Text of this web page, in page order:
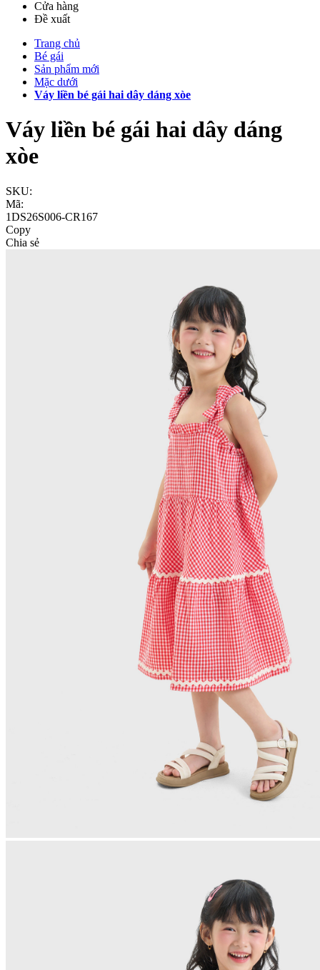
Cửa hàng
Đề xuất
Trang chủ
Bé gái
Sản phẩm mới
Mặc dưới
Váy liền bé gái hai dây dáng xòe
Váy liền bé gái hai dây dáng
xòe
SKU:
Mã:
1DS26S006-CR167
Copy
Chia sẻ